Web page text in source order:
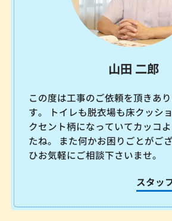
山田 二郎
この度は工事のご依頼を頂きあ
す。 トイレも脱衣場も床クッシ
クセント柄になっていてカッコ
たね。 また何かお困りごとがご
ひお気軽にご相談下さいませ。
スタッ